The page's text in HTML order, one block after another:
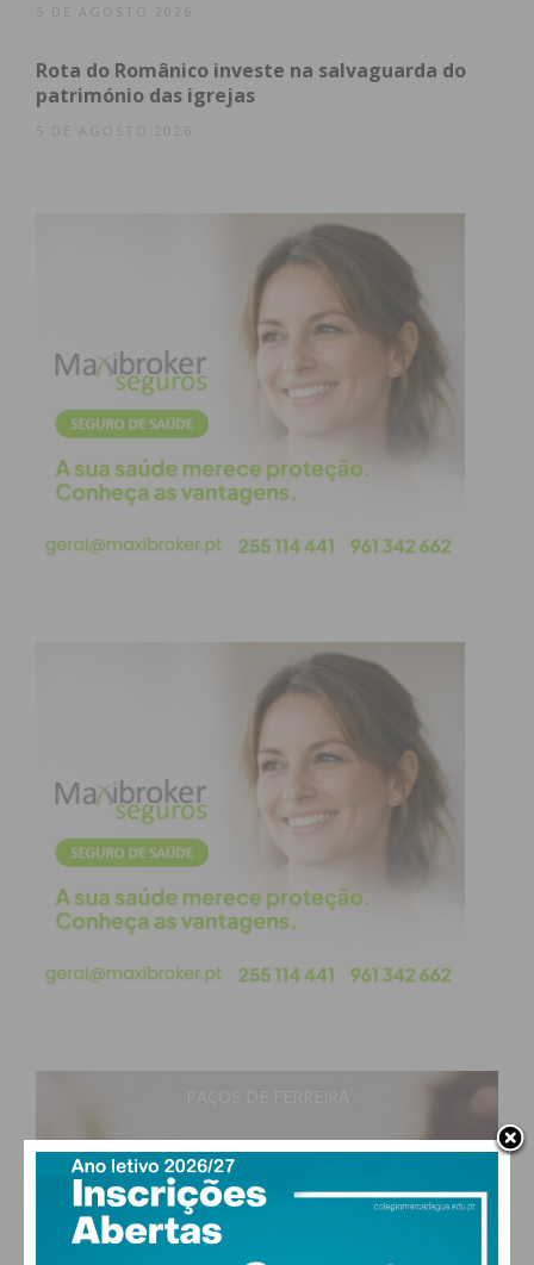
Subscreva a newsletter do
Imediato
Assine nossa newsletter por e-mail e
Eu li e concordo com os termos e
condições
5 DE AGOSTO 2026
Rota do Românico investe na salvaguarda do
património das igrejas
5 DE AGOSTO 2026
22°
clear sky
vento: 1m/s ONO
MAX 23 • MIN 22